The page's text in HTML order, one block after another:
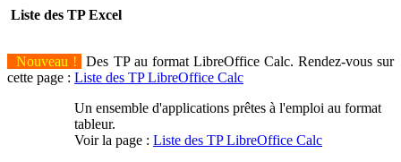
Liste des TP Excel
Nouveau !
Des TP au format LibreOffice Calc. Rendez-vous sur
cette page : Liste des TP LibreOffice Calc
Un ensemble d'applications prêtes à l'emploi au format
tableur.
Voir la page : Liste des TP LibreOffice Calc